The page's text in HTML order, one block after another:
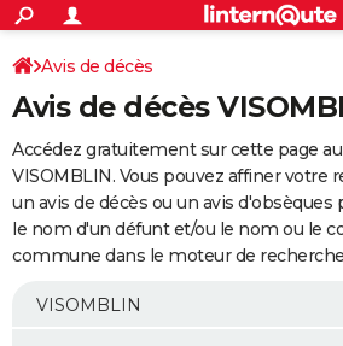
ACTUALITÉS
Politique
Société
Faits Divers
Education
Monde
Villes
+
SPORT
Coupe du monde 2026
Football
Tennis
Cyclisme
Rugby
Forum
Programme TV
TNT
Streaming
Cinéma
Sorties cinéma
Musique
+
FINANCE
Impôts
Immobilier
Risques naturels par ville
Banque
Assurance
Crédit
AUTO
Essais
Réserver un essai
Citadines
Berlines
SUV
Forum auto
+
Mobiles
Meilleur smartphone
Internet
Ordinateurs
Jeux vidéo
Guide high-tech
Avis de décès
Avis de décès
Accédez gratuitement sur cette page
VISOMBLIN. Vous pouvez affiner votre
un avis de décès ou un avis
le nom d'un défunt et/ou le nom ou le
commune dans le moteur de